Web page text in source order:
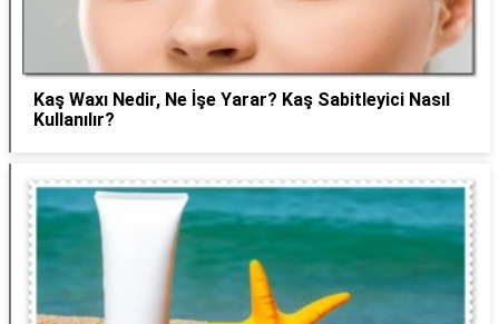
Kaş Waxı Nedir, Ne İşe Yarar? Kaş Sabitleyici Nasıl
Kullanılır?